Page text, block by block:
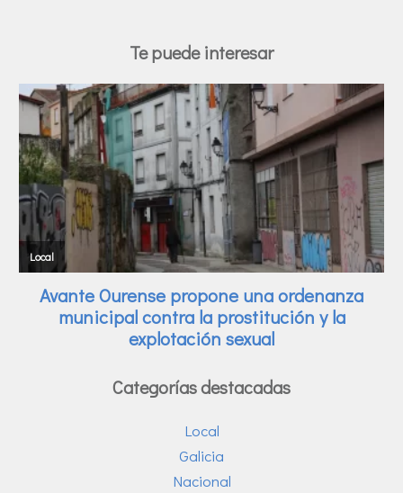
Te puede interesar
Categorías destacadas
Local
Galicia
Nacional